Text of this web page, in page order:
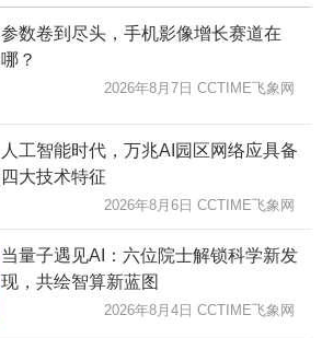
参数卷到尽头，手机影像增长赛道在
哪？
2026年8月7日 CCTIME飞象网
人工智能时代，万兆AI园区网络应具备
四大技术特征
2026年8月6日 CCTIME飞象网
当量子遇见AI：六位院士解锁科学新发
现，共绘智算新蓝图
2026年8月4日 CCTIME飞象网